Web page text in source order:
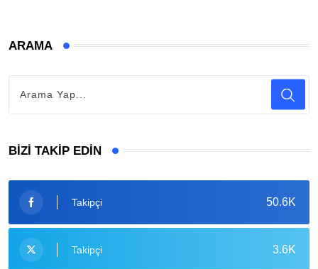
ARAMA
BIZI TAKIP EDIN
50.6K
Takipçi
3.6K
Takipçi